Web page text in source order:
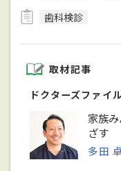
歯科検診
取材記事
ドクターズファイ
家族
ざす
多田